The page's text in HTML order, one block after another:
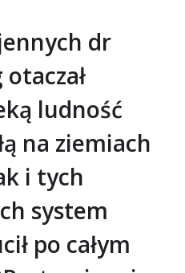
dr
ludność
na ziemiach
i tych
system
po całym